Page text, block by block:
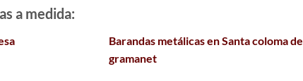
a medida:
Barandas metálicas en Santa coloma de
gramanet